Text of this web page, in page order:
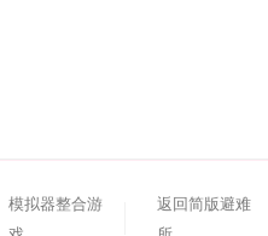
模拟器整合游
返回简版避难